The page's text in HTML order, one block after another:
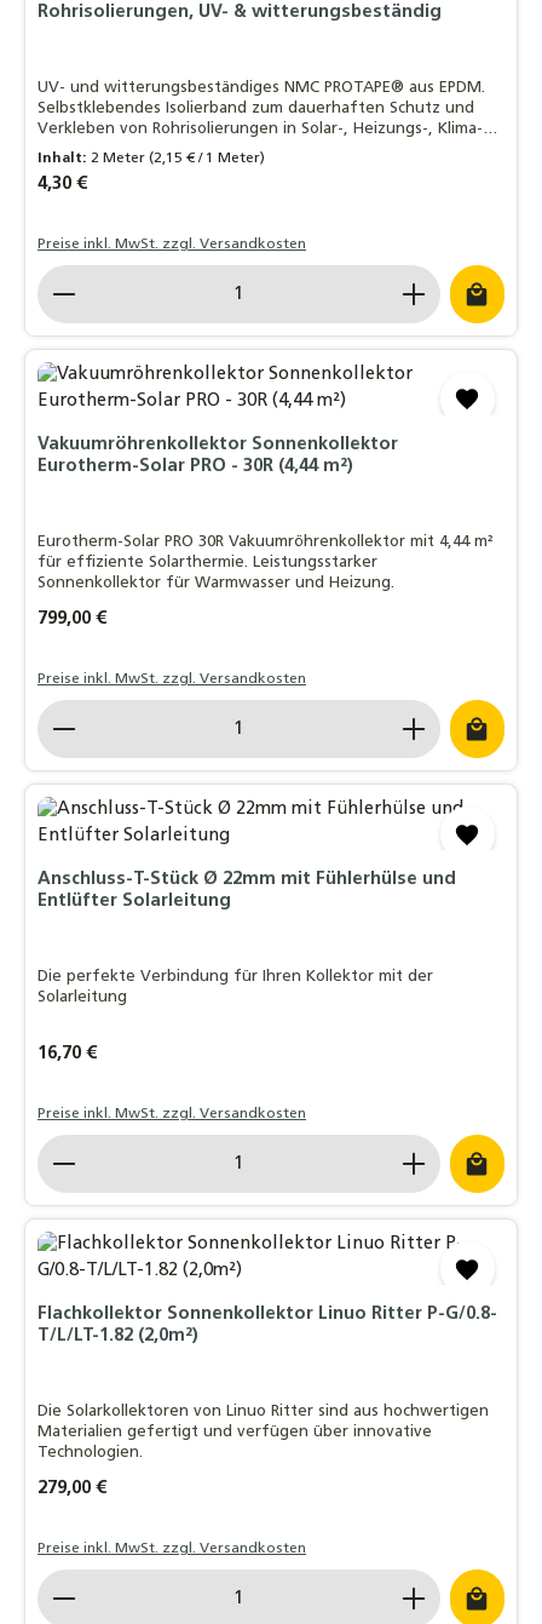
Rohrisolierungen, UV- & witterungsbeständig
UV- und witterungsbeständiges NMC PROTAPE® aus EPDM.
Selbstklebendes Isolierband zum dauerhaften Schutz und
Verkleben von Rohrisolierungen in Solar-, Heizungs-, Klima-
und Kälteanlagen.
Inhalt:2 Meter(2,15 € / 1 Meter)
Regulärer Preis:
4,30 €
Preise inkl. MwSt. zzgl. Versandkosten
Produkt Anzahl: Gib den gewünschten Wert
Vakuumröhrenkollektor Sonnenkollektor
Eurotherm-Solar PRO - 30R (4,44 m²)
Eurotherm-Solar PRO 30R Vakuumröhrenkollektor mit 4,44 m²
für effiziente Solarthermie. Leistungsstarker
Sonnenkollektor für Warmwasser und Heizung.
Regulärer Preis:
799,00 €
Preise inkl. MwSt. zzgl. Versandkosten
Produkt Anzahl: Gib den gewünschten Wert
Anschluss-T-Stück Ø 22mm mit Fühlerhülse und
Entlüfter Solarleitung
Die perfekte Verbindung für Ihren Kollektor mit der
Solarleitung
Regulärer Preis:
16,70 €
Preise inkl. MwSt. zzgl. Versandkosten
Produkt Anzahl: Gib den gewünschten Wert
Flachkollektor Sonnenkollektor Linuo Ritter P-G/0.8-
T/L/LT-1.82 (2,0m²)
Die Solarkollektoren von Linuo Ritter sind aus hochwertigen
Materialien gefertigt und verfügen über innovative
Technologien.
Regulärer Preis:
279,00 €
Preise inkl. MwSt. zzgl. Versandkosten
Produkt Anzahl: Gib den gewünschten Wert